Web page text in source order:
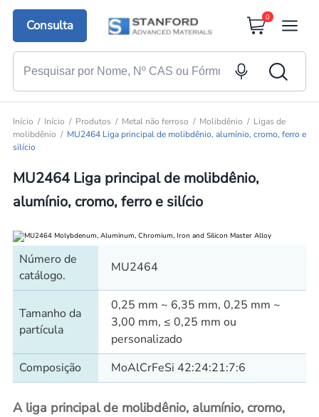
Consulta
0
Início Início Produtos Metal não ferroso Molibdênio
Ligas de
molibdênio
MU2464 Liga principal de molibdênio, alumínio, cromo, ferro e
silício
MU2464 Liga principal de molibdênio,
alumínio, cromo, ferro e silício
Número de
catálogo.
MU2464
Tamanho da
partícula
0,25 mm ~ 6,35 mm, 0,25 mm ~
3,00 mm, ≤ 0,25 mm ou
personalizado
Composição
MoAlCrFeSi 42:24:21:7:6
A liga principal de molibdênio, alumínio, cromo,